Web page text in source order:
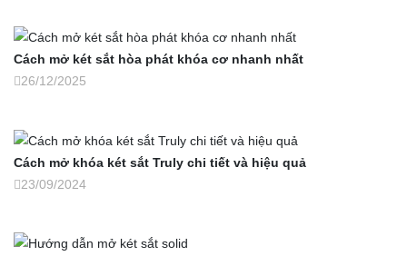
Cách mở két sắt hòa phát khóa cơ nhanh nhất
26/12/2025
Cách mở khóa két sắt Truly chi tiết và hiệu quả
23/09/2024